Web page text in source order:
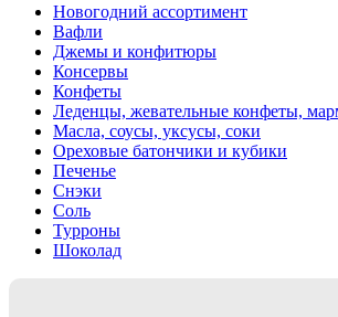
Новогодний ассортимент
Вафли
Джемы и конфитюры
Консервы
Конфеты
Леденцы, жевательные конфеты,
Масла, соусы, уксусы, соки
Ореховые батончики и кубики
Печенье
Снэки
Соль
Турроны
Шоколад